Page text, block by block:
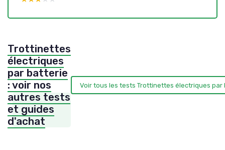
Trottinettes
électriques
par batterie
: voir nos
autres tests
et guides
d'achat
Voir tous les tests Trottinettes électriques